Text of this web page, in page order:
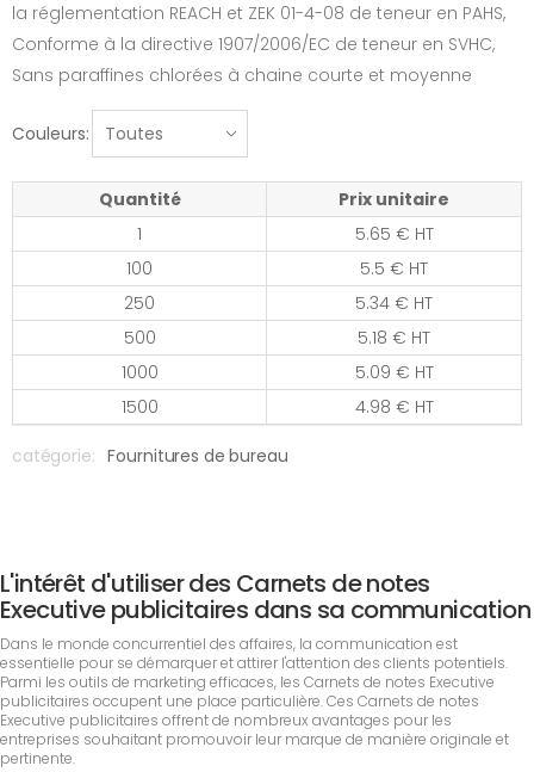
la réglementation REACH et ZEK 01-4-08 de teneur en PAHS,
Conforme à la directive 1907/2006/EC de teneur en SVHC,
Sans paraffines chlorées à chaine courte et moyenne
Couleurs:
Quantité
Prix unitaire
1
5.65 € HT
100
5.5 € HT
250
5.34 € HT
500
5.18 € HT
1000
5.09 € HT
1500
4.98 € HT
catégorie: Fournitures de bureau
L'intérêt d'utiliser des Carnets de notes
Executive publicitaires dans sa communication
Dans le monde concurrentiel des affaires, la communication est
essentielle pour se démarquer et attirer l'attention des clients potentiels.
Parmi les outils de marketing efficaces, les Carnets de notes Executive
publicitaires occupent une place particulière. Ces Carnets de notes
Executive publicitaires offrent de nombreux avantages pour les
entreprises souhaitant promouvoir leur marque de manière originale et
pertinente.